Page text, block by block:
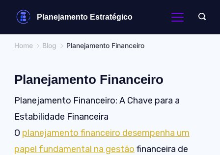
Planejamento Estratégico
Home Blog Planejamento Financeiro
Planejamento Financeiro
Planejamento Financeiro: A Chave para a
Estabilidade Financeira
O planejamento financeiro desempenha um
papel fundamental na gestão financeira de